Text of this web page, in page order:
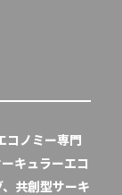
ノミー専門
キュラーエコ
共創型サーキ